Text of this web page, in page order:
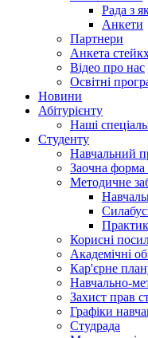
Рада з
Анкети
Партнери
Анкета
Відео про нас
Освітні
Hовини
Абітурієнту
Наші
Студенту
Навчальний
Заочна форма
Методичне
Корисні
Академічні
Кар'єрне
Навчально-
Захист прав
Графіки
Студрада